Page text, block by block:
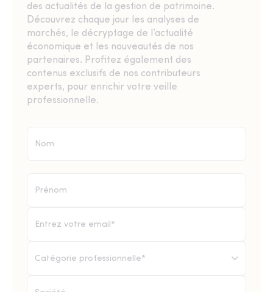
des actualités de la gestion de patrimoine.
Découvrez chaque jour les analyses de
marchés, le décryptage de l’actualité
économique et les nouveautés de nos
partenaires. Profitez également des
contenus exclusifs de nos contributeurs
experts, pour enrichir votre veille
professionnelle.
Catégorie professionnelle*